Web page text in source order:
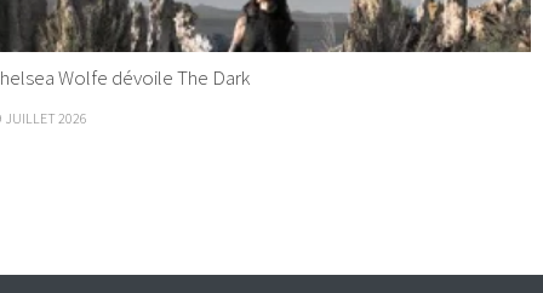
Wolfe dévoile The Dark
JUILLET 2026